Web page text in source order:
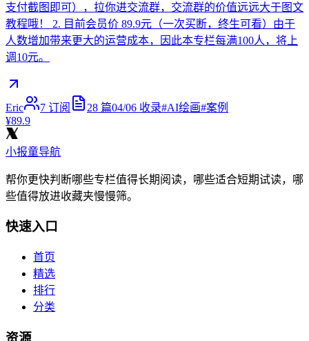
支付截图即可），拉你进交流群，交流群的价值远远大于图文
教程哦！ 2. 目前会员价 89.9元（一次买断，终生可看）由于
人数增加带来更大的运营成本，因此本专栏每满100人，将上
调10元。
Eric 7 订阅 28 篇04/06 收录#AI绘画#案例
¥89.9
小报童导航
帮你更快判断哪些专栏值得长期阅读，哪些适合短期试读，哪
些值得放进收藏夹慢慢筛。
快速入口
首页
精选
排行
分类
资源